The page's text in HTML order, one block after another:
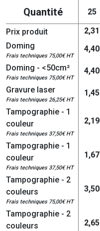
Quantité 25
Prix produit 2,31
Doming
Frais techniques 75,00€ HT
4,40
Doming - <50cm²
Frais techniques 75,00€ HT
4,40
Gravure laser
Frais techniques 26,25€ HT
1,45
Tampographie - 1
couleur
Frais techniques 37,50€ HT
2,19
Tampographie - 1
couleur
Frais techniques 37,50€ HT
1,67
Tampographie - 2
couleurs
Frais techniques 75,00€ HT
3,50
Tampographie - 2
couleurs
2,65